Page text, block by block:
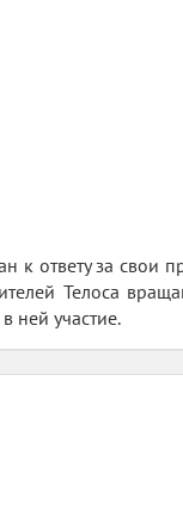
ответу за свои
Телоса
ней участие.